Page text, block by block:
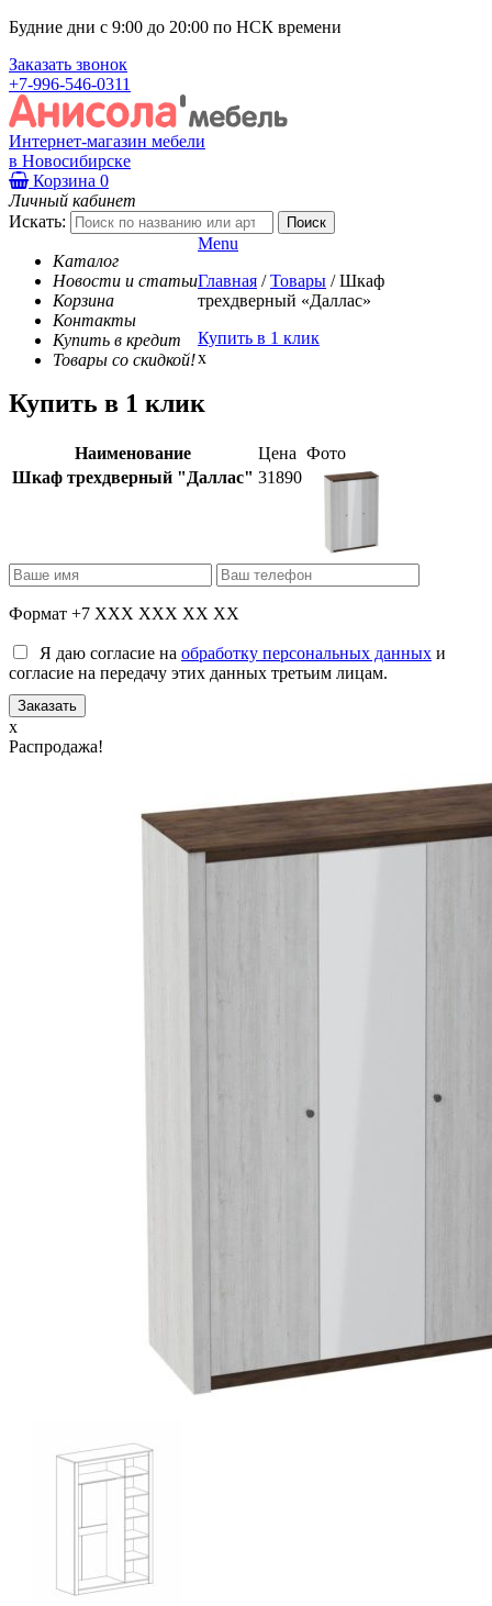
Будние дни с 9:00 до 20:00 по НСК времени
Заказать звонок
+7-996-546-0311
Интернет-магазин мебели
в Новосибирске
Корзина 0
Личный кабинет
Искать:
Каталог
Новости и статьи
Корзина
Контакты
Купить в кредит
Товары со скидкой!
Menu
Главная / Товары / Шкаф
трехдверный «Даллас»
Купить в 1 клик
x
Купить в 1 клик
Наименование Цена Фото
Шкаф трехдверный "Даллас" 31890
Формат +7 XXX XXX XX XX
Я даю согласие на обработку персональных данных и
согласие на передачу этих данных третьим лицам.
x
Распродажа!